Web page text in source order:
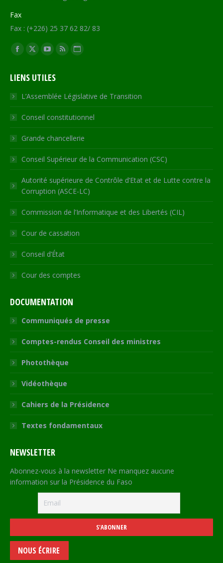
Fax
Fax : (+226) 25 37 62 82/ 83
Trouvez nous sur :
Facebook
opens
in
new
window
X
opens
in
new
window
YouTube
opens
in
new
window
RSS
in
new
window
Site
opens
in
new
LIENS UTILES
L’Assemblée Législative de Transition
Conseil constitutionnel
Grande chancellerie
Conseil Supérieur de la Communication (CSC)
Autorité supérieure de Contrôle d’Etat et de Lutte contre la
Corruption (ASCE-LC)
Commission de l’Informatique et des Libertés (CIL)
Cour de cassation
Conseil d’État
Cour des comptes
DOCUMENTATION
Communiqués de presse
Comptes-rendus Conseil des ministres
Photothèque
Vidéothèque
Cahiers de la Présidence
Textes fondamentaux
NEWSLETTER
Abonnez-vous à la newsletter Ne manquez aucune
information sur la Présidence du Faso
NOUS ÉCRIRE